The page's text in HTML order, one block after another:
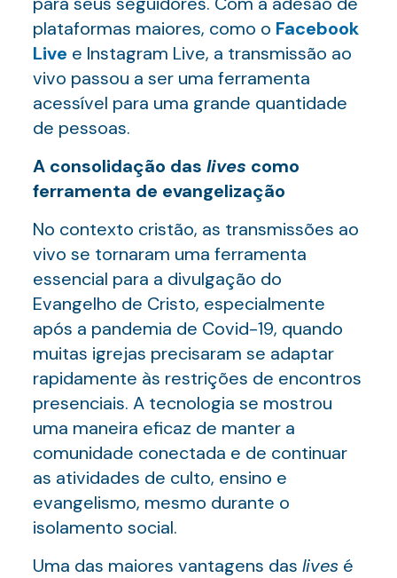
plataformas maiores, como o Facebook
Live e Instagram Live, a transmissão ao
vivo passou a ser uma ferramenta
acessível para uma grande quantidade
de pessoas.
A consolidação das lives como
ferramenta de evangelização
No contexto cristão, as transmissões ao
vivo se tornaram uma ferramenta
essencial para a divulgação do
Evangelho de Cristo, especialmente
após a pandemia de Covid-19, quando
muitas igrejas precisaram se adaptar
rapidamente às restrições de encontros
presenciais. A tecnologia se mostrou
uma maneira eficaz de manter a
comunidade conectada e de continuar
as atividades de culto, ensino e
evangelismo, mesmo durante o
isolamento social.
Uma das maiores vantagens das livesé